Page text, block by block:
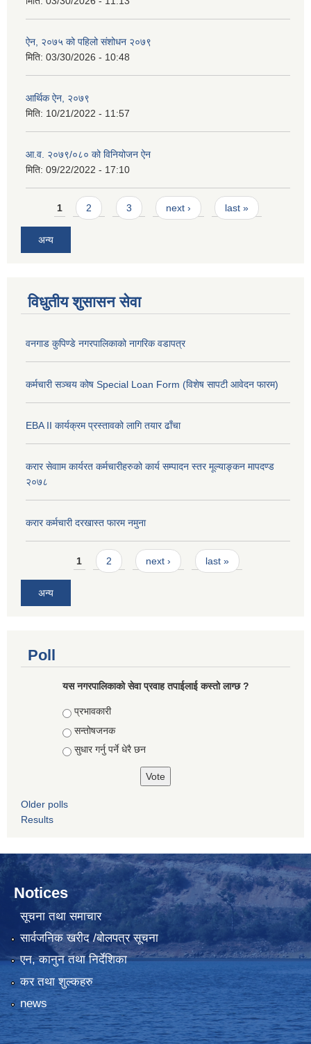
ऐन, २०७५ को पहिलो संशोधन २०७९
मिति: 03/30/2026 - 10:48
आर्थिक ऐन, २०७९
मिति: 10/21/2022 - 11:57
आ.व. २०७९/०८० को विनियोजन ऐन
मिति: 09/22/2022 - 17:10
Pages
1 2 3 next › last »
अन्य
विधुतीय शुसासन सेवा
वनगाड कुपिण्डे नगरपालिकाको नागरिक वडापत्र
कर्मचारी सञ्चय कोष Special Loan Form (विशेष सापटी आवेदन फारम)
EBA II कार्यक्रम प्रस्तावको लागि तयार ढाँचा
करार सेवााम कार्यरत कर्मचारीहरुको कार्य सम्पादन स्तर मूल्याङ्कन मापदण्ड
२०७८
करार कर्मचारी दरखास्त फारम नमुना
Pages1 2 next › last »
अन्य
Poll
यस नगरपालिकाको सेवा प्रवाह तपाईलाई कस्तो लाग्छ ?
Choices
प्रभावकारी
सन्तोषजनक
सुधार गर्नु पर्ने धेरै छन
Older polls
Results
Notices
सूचना तथा समाचार
सार्वजनिक खरीद /बोलपत्र सूचना
एन, कानुन तथा निर्देशिका
कर तथा शुल्कहरु
news